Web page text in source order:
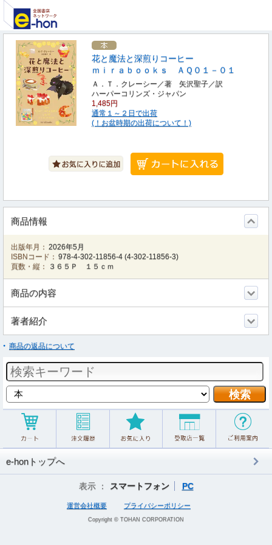
花と魔法と深煎りコーヒー
ｍｉｒａｂｏｏｋｓ ＡＱ０１－０１
Ａ．Ｔ．クレーシー／著 矢沢聖子／訳
ハーパーコリンズ・ジャパン
1,485円
通常１～２日で出荷
(！お盆時期の出荷について！)
商品情報
出版年月： 2026年5月
ISBNコード： 978-4-302-11856-4 (4-302-11856-3)
頁数・縦：
３６５Ｐ １５ｃｍ
商品の内容
著者紹介
商品の返品について
e-honトップへ
表示 ： スマートフォン PC
運営会社概要 プライバシーポリシー
Copyright © TOHAN CORPORATION